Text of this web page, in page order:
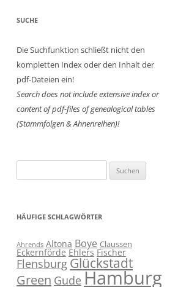
SUCHE
Die Suchfunktion schließt nicht den
kompletten Index oder den Inhalt der
pdf-Dateien ein!
Search does not include extensive index or
content ofpdf-files of genealogical tables
(Stammfolgen & Ahnenreihen)!
nach:
HÄUFIGE SCHLAGWÖRTER
Ahrends Altona Boye Claussen
Eckernförde Ehlers Fischer
Flensburg Glückstadt
Green Gude Hamburg